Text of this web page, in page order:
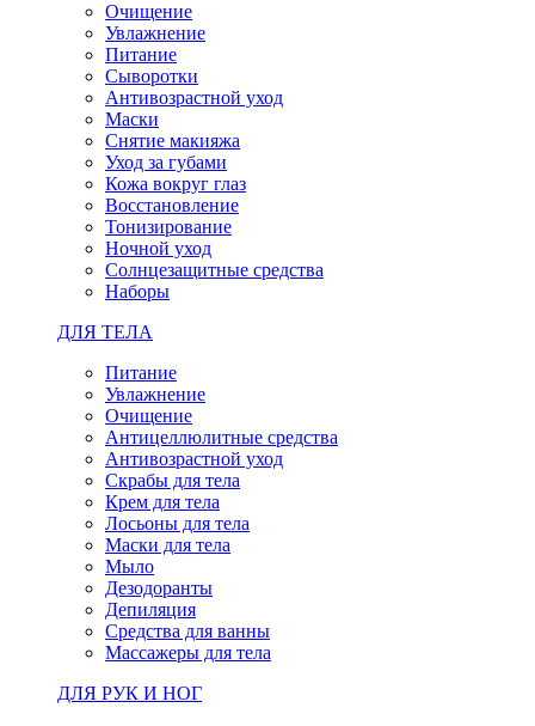
Очищение
Увлажнение
Питание
Сыворотки
Антивозрастной уход
Маски
Снятие макияжа
Уход за губами
Кожа вокруг глаз
Восстановление
Тонизирование
Ночной уход
Солнцезащитные средства
Наборы
ДЛЯ ТЕЛА
Питание
Увлажнение
Очищение
Антицеллюлитные средства
Антивозрастной уход
Скрабы для тела
Крем для тела
Лосьоны для тела
Маски для тела
Мыло
Дезодоранты
Депиляция
Средства для ванны
Массажеры для тела
ДЛЯ РУК И НОГ